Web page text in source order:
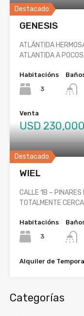
Destacado
GENESIS
ATLÁNTIDA
ATLANTIDA A
Habitacións
3
Venta
USD
Destacado
WIEL
CALLE 1B –
TOTALMENTE
Habitacións
3
Alquiler de
Categorías